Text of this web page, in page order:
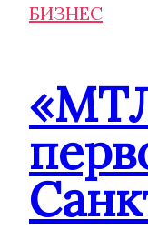
БИЗНЕС